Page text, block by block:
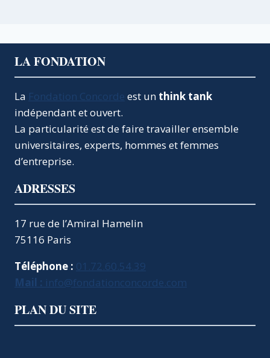
LA FONDATION
La Fondation Concorde est un think tank
indépendant et ouvert.
La particularité est de faire travailler ensemble
universitaires, experts, hommes et femmes
d’entreprise.
ADRESSES
17 rue de l’Amiral Hamelin
75116 Paris
Téléphone : 01.72.60.54.39
Mail : info@fondationconcorde.com
PLAN DU SITE